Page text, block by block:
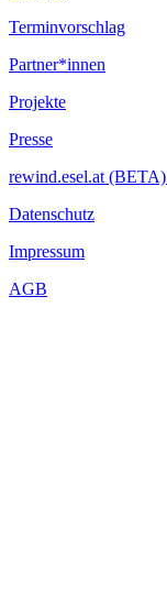
Terminvorschlag
Partner*innen
Projekte
Presse
rewind.esel.at (BETA)
Datenschutz
Impressum
AGB